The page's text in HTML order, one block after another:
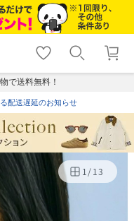
shopping_cart lock_outline
ログイン
で送料無料！
配送遅延のお知らせ
1/13